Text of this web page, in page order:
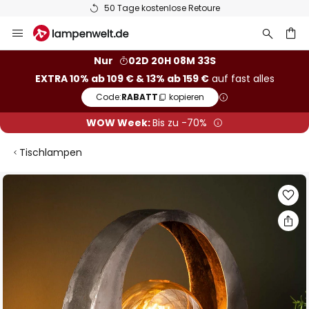
50 Tage kostenlose Retoure
Inhalt
Nur
02D 20H 08M 32S
EXTRA 10% ab 109 € & 13% ab 159 €auf fast alles
Code:RABATT kopieren
WOW Week:Bis zu -70%
Tischlampen
Zum